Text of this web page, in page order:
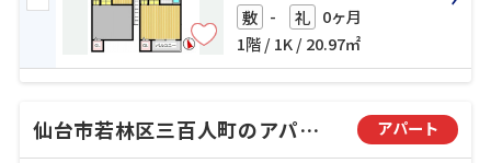
敷 - 礼 0ヶ月
1階 / 1K / 20.97㎡
仙台市若林区三百人町のアパート アパート